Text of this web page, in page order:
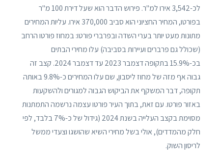
לכ-3,542 אירו למ"ר. פירוש הדבר הוא שעל דירת 100 מ"ר
בפורטו, המחיר החציוני הוא סביב 370,000 אירו. עליות המחירים
מתונות מעט יותר בערי השדה ובפרברי פורטו: במחוז פורטו הרחב
(שכולל גם פרברים ועיירות בסביבה) עלו מחירי הבתים
בכ-15.9% בתקופה דצמבר 2023 עד דצמבר 2024. קצב זה
גבוה אף מזה של מחוז ליסבון, שם עלו המחירים כ-9.8% באותה
תקופה, דבר המשקף את הביקוש הגבוה למגורים ולהשקעות
באזור פורטו. עם זאת, בתוך העיר פורטו עצמה נרשמה התמתנות
מסוימת בקצב העלייה בשנת 2024 (גידול של כ-7% בלבד, לפי
חלק מהמדדים), אולי בשל מחירי השיא שהושגו וצעדי ממשל
לריסון השוק.